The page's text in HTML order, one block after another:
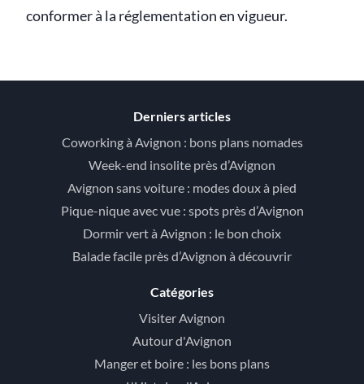
conformer à la réglementation en vigueur.
Derniers articles
Coworking à Avignon : bons plans nomades
Week-end insolite près d’Avignon
Avignon sans voiture : modes doux à pied
Pique-nique avec vue : spots près d’Avignon
Dormir vert à Avignon : le bon choix
Balade facile près d’Avignon à découvrir
Catégories
Visiter Avignon
Autour d'Avignon
Manger et boire : les bons plans